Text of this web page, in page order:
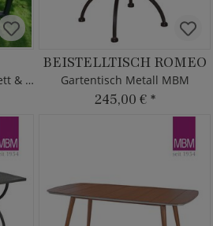
Gartentisch mit Schachbrett & Bänken
BEISTELLTISCH ROMEO
Gartentisch Metall MBM
245,00 € *